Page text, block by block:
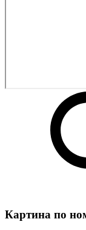
Картина по